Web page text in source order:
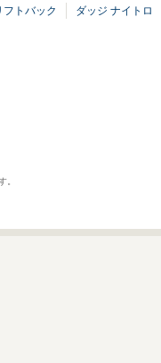
フトバック ダッジ ナイトロ
。